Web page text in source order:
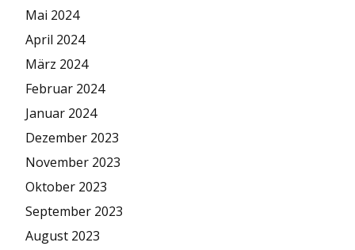
Mai 2024
April 2024
März 2024
Februar 2024
Januar 2024
Dezember 2023
November 2023
Oktober 2023
September 2023
August 2023